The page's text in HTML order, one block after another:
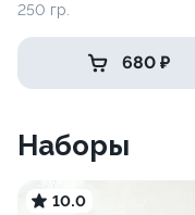
250 гр.
680 ₽
Наборы
10.0